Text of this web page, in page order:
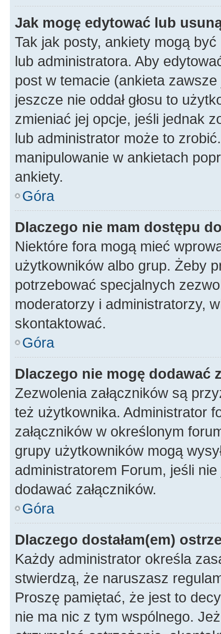
Jak mogę edytować lub
Tak jak posty, ankiety mogą
lub administratora. Aby
post w temacie (ankieta
jeszcze nie oddał głosu to
zmieniać jej opcje, jeśli jednak
lub administrator może to
manipulowanie w ankietach
ankiety.
Góra
Dlaczego nie mam dostępu
Niektóre fora mogą mieć
użytkowników albo grup. Żeby
potrzebować specjalnych
moderatorzy i administratorzy,
skontaktować.
Góra
Dlaczego nie mogę dodawać
Zezwolenia załączników są
też użytkownika. Administrator
załączników w określonym
grupy użytkowników mogą
administratorem Forum, jeśli
dodawać załączników.
Góra
Dlaczego dostałam(em)
Każdy administrator określa
stwierdzą, że naruszasz
Proszę pamiętać, że jest to
nie ma nic z tym wspólnego.